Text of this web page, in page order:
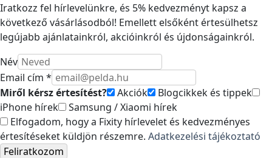
Iratkozz fel hírlevelünkre, és 5% kedvezményt kapsz a
következő vásárlásodból! Emellett elsőként értesülhetsz
legújabb ajánlatainkról, akcióinkról és újdonságainkról.
Név
Email cím *
Miről kérsz értesítést?
Akciók
Blogcikkek és tippek
iPhone hírek
Samsung / Xiaomi hírek
Elfogadom, hogy a Fixity hírlevelet és kedvezményes
értesítéseket küldjön részemre. Adatkezelési tájékoztató
Feliratkozom